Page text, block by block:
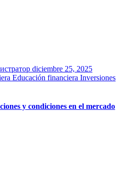
diciembre 25, 2025
Educación financiera Inversiones
y condiciones en el mercado